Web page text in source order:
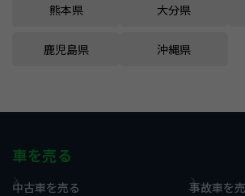
熊本県 大分県
鹿児島県 沖縄県
車を売る
中古車を売る
事故車を